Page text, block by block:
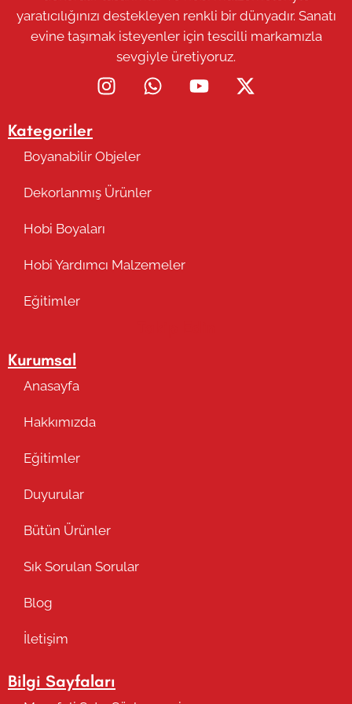
yaratıcılığınızı destekleyen renkli bir dünyadır. Sanatı
evine taşımak isteyenler için tescilli markamızla
sevgiyle üretiyoruz.
Kategoriler
Boyanabilir Objeler
Dekorlanmış Ürünler
Hobi Boyaları
Hobi Yardımcı Malzemeler
Eğitimler
Kurumsal
Anasayfa
Hakkımızda
Eğitimler
Duyurular
Bütün Ürünler
Sık Sorulan Sorular
Blog
İletişim
Bilgi Sayfaları